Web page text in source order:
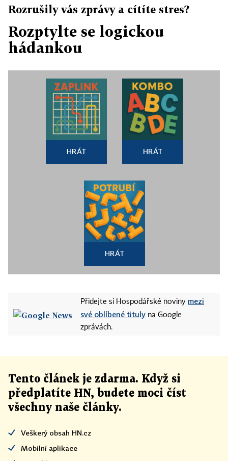
Rozrušily vás zprávy a cítíte stres?
Rozptylte se logickou
hádankou
HRÁT HRÁT
HRÁT
Přidejte si Hospodářské noviny mezi
své oblíbené tituly na Google
zprávách.
Tento článek je zdarma. Když si
předplatíte HN, budete moci číst
všechny naše články.
Veškerý obsah HN.cz
Mobilní aplikace